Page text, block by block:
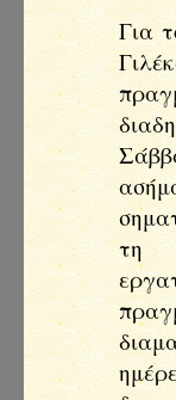
Για
τη